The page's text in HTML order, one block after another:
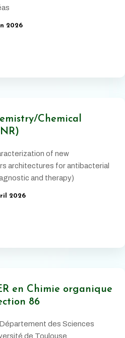
2026
Chemical
of new
architectures for antibacterial
and therapy)
2026
en Chimie organique
86
des Sciences
de Toulouse